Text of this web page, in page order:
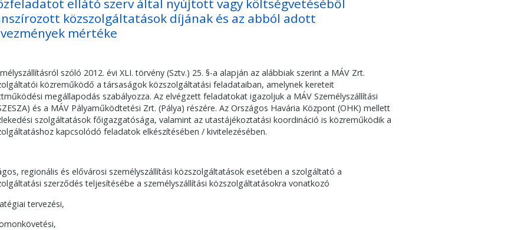
ellátó szerv által nyújtott vagy költségvetéséből
közszolgáltatások díjának és az abból adott
mértéke
szóló 2012. évi XLI. törvény (Sztv.) 25. §-a alapján az alábbiak szerint a MÁV Zrt.
közreműködő a társaságok közszolgáltatási feladataiban, amelynek kereteit
megállapodás szabályozza. Az elvégzett feladatokat igazoljuk a MÁV Személyszállítási
és a MÁV Pályaműködtetési Zrt. (Pálya) részére. Az Országos Havária Központ (OHK) mellett
szolgáltatások főigazgatósága, valamint az utastájékoztatási koordináció is közreműködik a
kapcsolódó feladatok elkészítésében / kivitelezésében.
regionális és elővárosi személyszállítási közszolgáltatások esetében a szolgáltató a
szerződés teljesítésébe a személyszállítási közszolgáltatásokra vonatkozó
tervezési,